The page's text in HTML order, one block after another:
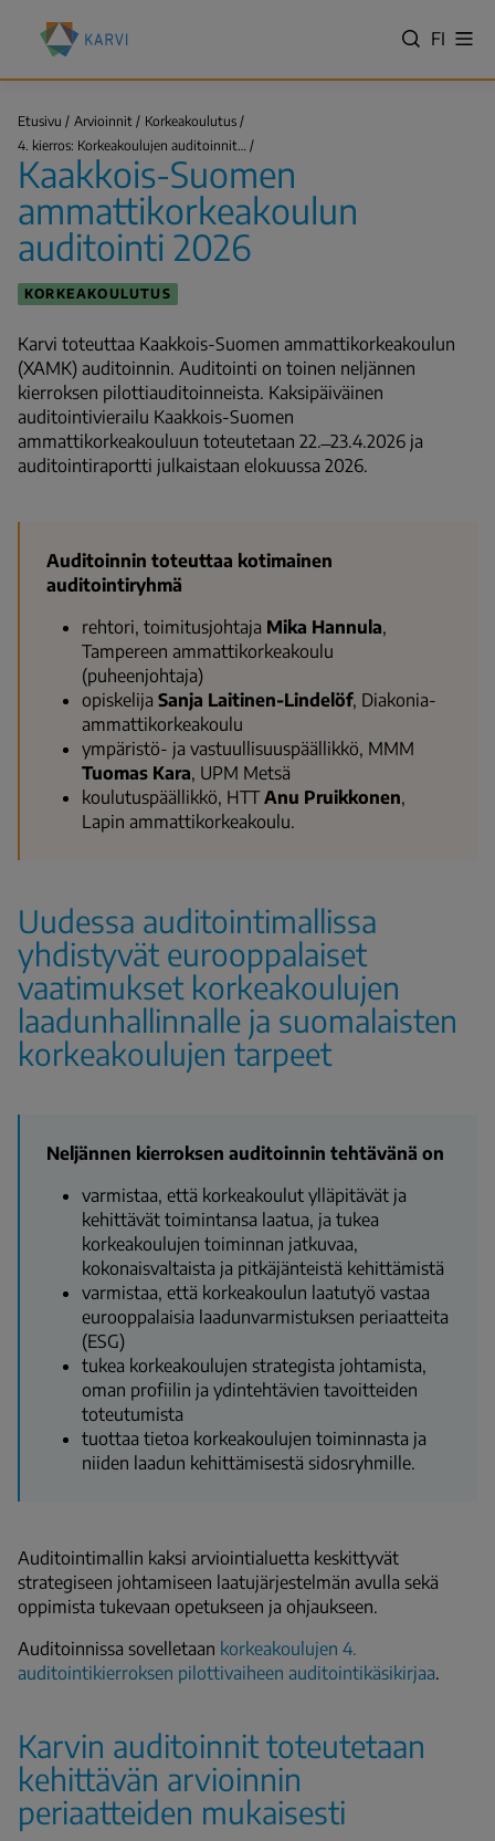
pääsisältöön
Kansallinen
koulutuksen
arviointikeskus
FI
Murupolku
Etusivu Arvioinnit
Korkeakoulutus
4. kierros: Korkeakoulujen auditoinnit…
ammattikorkeakoulun…
Kaakkois-Suomen
ammattikorkeakoulun
auditointi 2026
KORKEAKOULUTUS
Karvi toteuttaa Kaakkois-Suomen ammattikorkeakoulun
(XAMK) auditoinnin. Auditointi on toinen neljännen
kierroksen pilottiauditoinneista. Kaksipäiväinen
auditointivierailu Kaakkois-Suomen
ammattikorkeakouluun toteutetaan 22. ̶ 23.4.2026 ja
auditointiraportti julkaistaan elokuussa 2026.
Auditoinnin toteuttaa kotimainen
auditointiryhmä
rehtori, toimitusjohtaja Mika Hannula,
Tampereen ammattikorkeakoulu
(puheenjohtaja)
opiskelija Sanja Laitinen-Lindelöf, Diakonia-
ammattikorkeakoulu
ympäristö- ja vastuullisuuspäällikkö, MMM
Tuomas Kara, UPM Metsä
koulutuspäällikkö, HTTAnu Pruikkonen,
Lapin ammattikorkeakoulu.
Uudessa auditointimallissa
yhdistyvät eurooppalaiset
vaatimukset korkeakoulujen
laadunhallinnalle ja suomalaisten
korkeakoulujen tarpeet
Neljännen kierroksen auditoinnin tehtävänä on
varmistaa, että korkeakoulut ylläpitävät ja
kehittävät toimintansa laatua, ja tukea
korkeakoulujen toiminnan jatkuvaa,
kokonaisvaltaista ja pitkäjänteistä kehittämistä
varmistaa, että korkeakoulun laatutyö vastaa
eurooppalaisia laadunvarmistuksen periaatteita
(ESG)
tukea korkeakoulujen strategista johtamista,
oman profiilin ja ydintehtävien tavoitteiden
toteutumista
tuottaa tietoa korkeakoulujen toiminnasta ja
niiden laadun kehittämisestä sidosryhmille.
Auditointimallin kaksi arviointialuetta keskittyvät
strategiseen johtamiseen laatujärjestelmän avulla sekä
oppimista tukevaan opetukseen ja ohjaukseen.
Auditoinnissa sovelletaan korkeakoulujen 4.
auditointikierroksen pilottivaiheen auditointikäsikirjaa.
Karvin auditoinnit toteutetaan
kehittävän arvioinnin
periaatteiden mukaisesti